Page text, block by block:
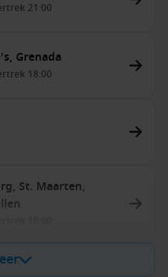
21:00
Grenada
18:00
St. Maarten,